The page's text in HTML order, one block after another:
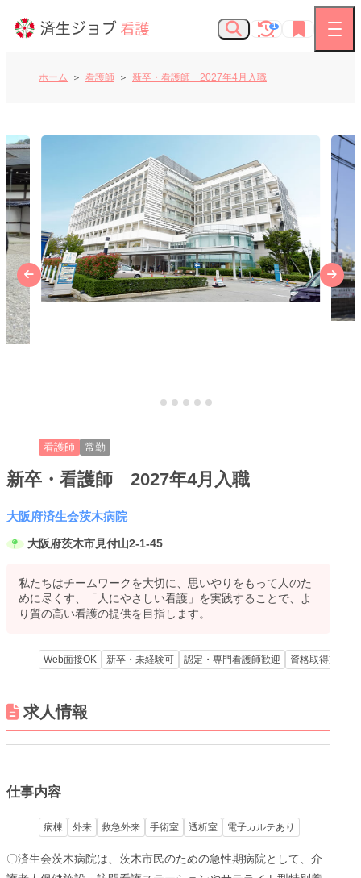
1
よくあるご質問
済生会Webサイト
メニューを閉じる
ホーム 看護師 新卒・看護師 2027年4月入職
看護師 常勤
新卒・看護師 2027年4月入職
大阪府済生会茨木病院
大阪府茨木市見付山2-1-45
私たちはチームワークを大切に、思いやりをもって人のた
めに尽くす、「人にやさしい看護」を実践することで、よ
り質の高い看護の提供を目指します。
Web面接OK 新卒・未経験可 認定・専門看護師歓迎 資格取得支援あ
求人情報
仕事内容
病棟 外来 救急外来 手術室 透析室 電子カルテあり
〇済生会茨木病院は、茨木市民のための急性期病院として、介